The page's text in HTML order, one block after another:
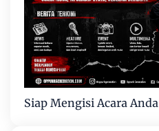
Siap Mengisi Acara Anda